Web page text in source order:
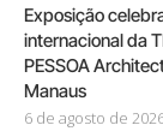
Exposição
internacional da
PESSOA
Manaus
6 de agosto de